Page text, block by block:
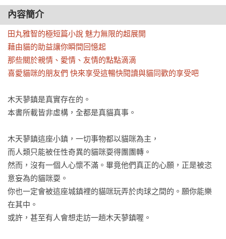
內容簡介
田丸雅智的極短篇小說 魅力無限的超展開
藉由貓的助益讓你瞬間回憶起
那些關於親情、愛情、友情的點點滴滴
喜愛貓咪的朋友們 快來享受這暢快閱讀與貓同歡的享受吧
木天蓼鎮是真實存在的。
本書所載皆非虛構，全都是真貓真事。
木天蓼鎮這座小鎮，一切事物都以貓咪為主，
而人類只能被任性奇異的貓咪耍得團團轉。
然而，沒有一個人心懷不滿。畢竟他們真正的心願，正是被恣
意妄為的貓咪耍。
你也一定會被這座城鎮裡的貓咪玩弄於肉球之間的。願你能樂
在其中。
或許，甚至有人會想走訪一趟木天蓼鎮喔。